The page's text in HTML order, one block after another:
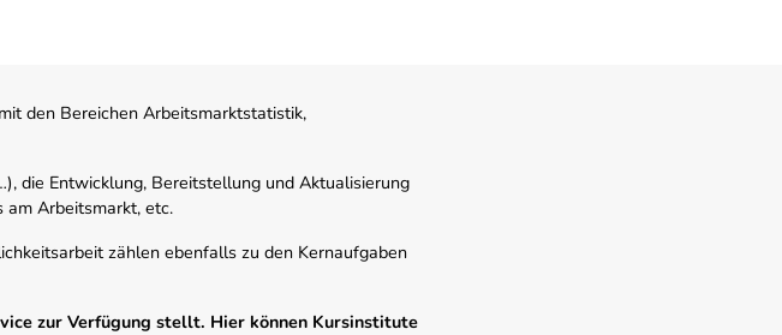
den Bereichen Arbeitsmarktstatistik,
die Entwicklung, Bereitstellung und Aktualisierung
am Arbeitsmarkt, etc.
zählen ebenfalls zu den Kernaufgaben
zur Verfügung stellt. Hier können Kursinstitute